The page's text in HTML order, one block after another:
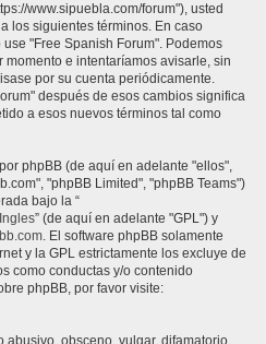
www.sipuebla.com/forum"), usted
los siguientes términos. En caso
"Free Spanish Forum". Podemos
e intentaríamos avisarle, sin
por su cuenta periódicamente.
después de esos cambios significa
a esos nuevos términos tal como
phpBB (de aquí en adelante "ellos",
"phpBB Limited", "phpBB Teams")
bajo la “
” (de aquí en adelante "GPL") y
. El software phpBB solamente
y la GPL estrictamente los excluye de
como conductas y/o contenido
phpBB, por favor visite:
obsceno, vulgar, difamatorio,